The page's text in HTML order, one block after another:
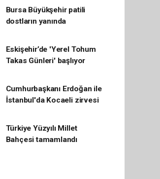
Bursa Büyükşehir patili
dostların yanında
Eskişehir’de 'Yerel Tohum
Takas Günleri' başlıyor
Cumhurbaşkanı Erdoğan ile
İstanbul'da Kocaeli zirvesi
Türkiye Yüzyılı Millet
Bahçesi tamamlandı